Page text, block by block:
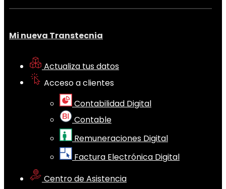
Mi nueva Transtecnia
Actualiza tus datos
Acceso a clientes
Contabilidad Digital
Contable
Remuneraciones Digital
Factura Electrónica Digital
Centro de Asistencia